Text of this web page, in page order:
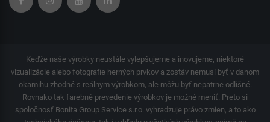
Keďže naše výrobky neustále vylepšujeme a inovujeme, niektoré
vizualizácie alebo fotografie herných prvkov a zostáv nemusí byť v danom
okamihu zhodné s reálnym výrobkom, ale môžu byť nepatrne odlišné.
Rovnako tak farebné prevedenie výrobkov je možné meniť. Preto si
spoločnosť Bonita Group Service s.r.o. vyhradzuje právo zmien, a to ako